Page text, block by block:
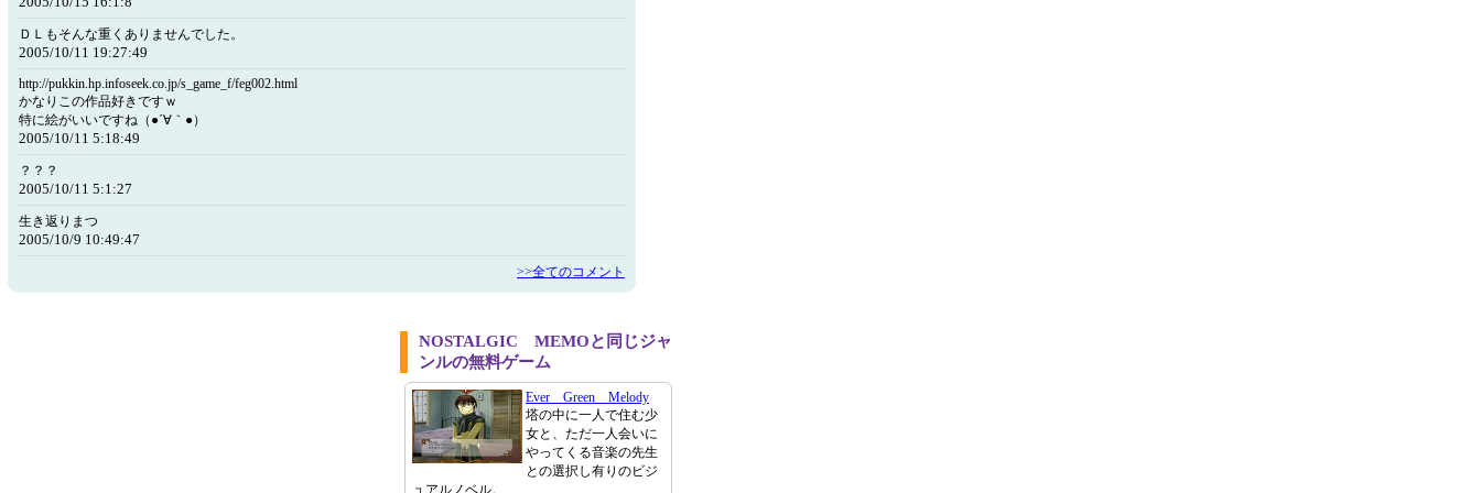
ＤＬもそんな重くありませんでした。
2005/10/11 19:27:49
http://pukkin.hp.infoseek.co.jp/s_game_f/feg002.html
かなりこの作品好きですｗ
特に絵がいいですね（●´∀｀●）
2005/10/11 5:18:49
？？？
2005/10/11 5:1:27
生き返りまつ
2005/10/9 10:49:47
>>全てのコメント
NOSTALGIC MEMOと同じジャ
ンルの無料ゲーム
Ever Green Melody
塔の中に一人で住む少
女と、ただ一人会いに
やってくる音楽の先生
との選択し有りのビジ
ュアルノベル。